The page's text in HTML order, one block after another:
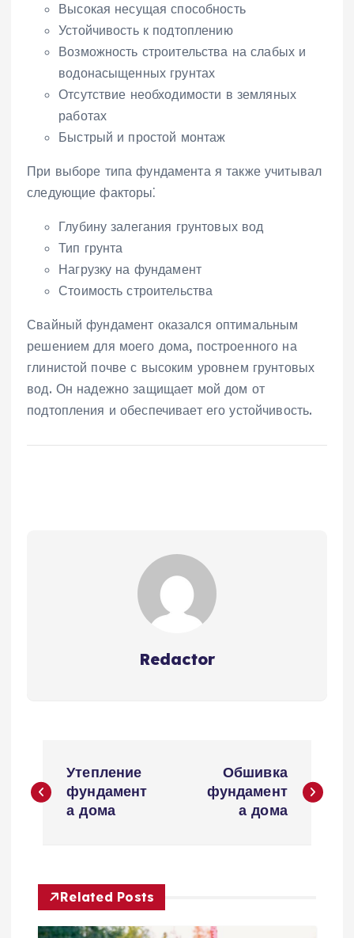
Высокая несущая способность
Устойчивость к подтоплению
Возможность строительства на слабых и
водонасыщенных грунтах
Отсутствие необходимости в земляных
работах
Быстрый и простой монтаж
При выборе типа фундамента я также учитывал
следующие факторы⁚
Глубину залегания грунтовых вод
Тип грунта
Нагрузку на фундамент
Стоимость строительства
Свайный фундамент оказался оптимальным
решением для моего дома‚ построенного на
глинистой почве с высоким уровнем грунтовых
вод. Он надежно защищает мой дом от
подтопления и обеспечивает его устойчивость.
Redactor
а
и
г
Утепление
фундамент
а дома
Обшивка
фундамент
а дома
Related Posts